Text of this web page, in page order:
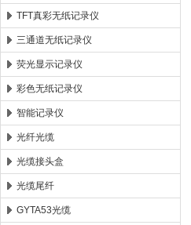
TFT真彩无纸记录仪
三通道无纸记录仪
荧光显示记录仪
彩色无纸记录仪
智能记录仪
光纤光缆
光缆接头盒
光缆尾纤
GYTA53光缆